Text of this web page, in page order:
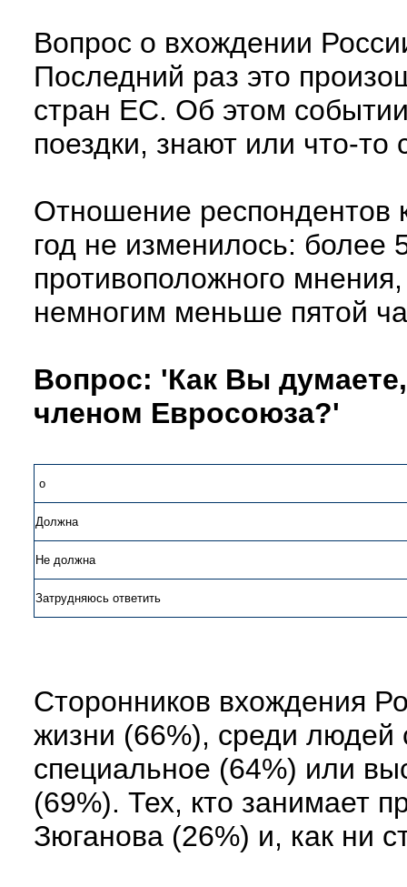
Вопрос о вхождении
Последний раз это
стран ЕС. Об этом
поездки, знают или что-
Отношение респондентов
год не изменилось: более
противоположного
немногим меньше пятой
Вопрос: 'Как Вы
членом Евросоюза?'
o
Должна
Не должна
Затрудняюсь ответить
Сторонников вхождения
жизни (66%), среди людей
специальное (64%) или
(69%). Тех, кто занимает
Зюганова (26%) и, как ни